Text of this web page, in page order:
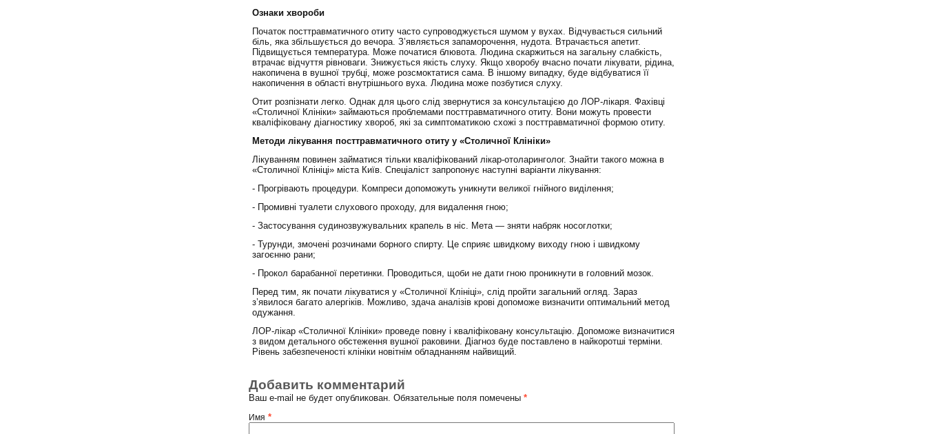
Ознаки хвороби
Початок посттравматичного отиту часто супроводжується шумом у вухах. Відчувається сильний
біль, яка збільшується до вечора. З’являється запаморочення, нудота. Втрачається апетит.
Підвищується температура. Може початися блювота. Людина скаржиться на загальну слабкість,
втрачає відчуття рівноваги. Знижується якість слуху. Якщо хворобу вчасно почати лікувати, рідина,
накопичена в вушної трубці, може розсмоктатися сама. В іншому випадку, буде відбуватися її
накопичення в області внутрішнього вуха. Людина може позбутися слуху.
Отит розпізнати легко. Однак для цього слід звернутися за консультацією до ЛОР-лікаря. Фахівці
«Столичної Клініки» займаються проблемами посттравматичного отиту. Вони можуть провести
кваліфіковану діагностику хвороб, які за симптоматикою схожі з посттравматичної формою отиту.
Методи лікування посттравматичного отиту у «Столичної Клініки»
Лікуванням повинен займатися тільки кваліфікований лікар-отоларинголог. Знайти такого можна в
«Столичної Клініці» міста Київ. Спеціаліст запропонує наступні варіанти лікування:
- Прогрівають процедури. Компреси допоможуть уникнути великої гнійного виділення;
- Промивні туалети слухового проходу, для видалення гною;
- Застосування судинозвужувальних крапель в ніс. Мета — зняти набряк носоглотки;
- Турунди, змочені розчинами борного спирту. Це сприяє швидкому виходу гною і швидкому
загоєнню рани;
- Прокол барабанної перетинки. Проводиться, щоби не дати гною проникнути в головний мозок.
Перед тим, як почати лікуватися у «Столичної Клініці», слід пройти загальний огляд. Зараз
з’явилося багато алергіків. Можливо, здача аналізів крові допоможе визначити оптимальний метод
одужання.
ЛОР-лікар «Столичної Клініки» проведе повну і кваліфіковану консультацію. Допоможе визначитися
з видом детального обстеження вушної раковини. Діагноз буде поставлено в найкоротші терміни.
Рівень забезпеченості клініки новітнім обладнанням найвищий.
Добавить комментарий
Ваш e-mail не будет опубликован. Обязательные поля помечены *
Имя *